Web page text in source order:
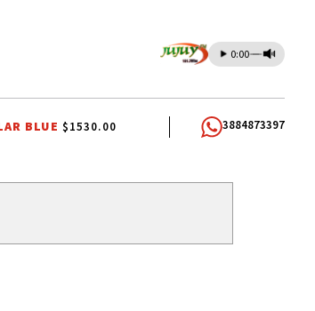
0:00
AUTOMOVILISMO
BLUE $1530.00 3884873397